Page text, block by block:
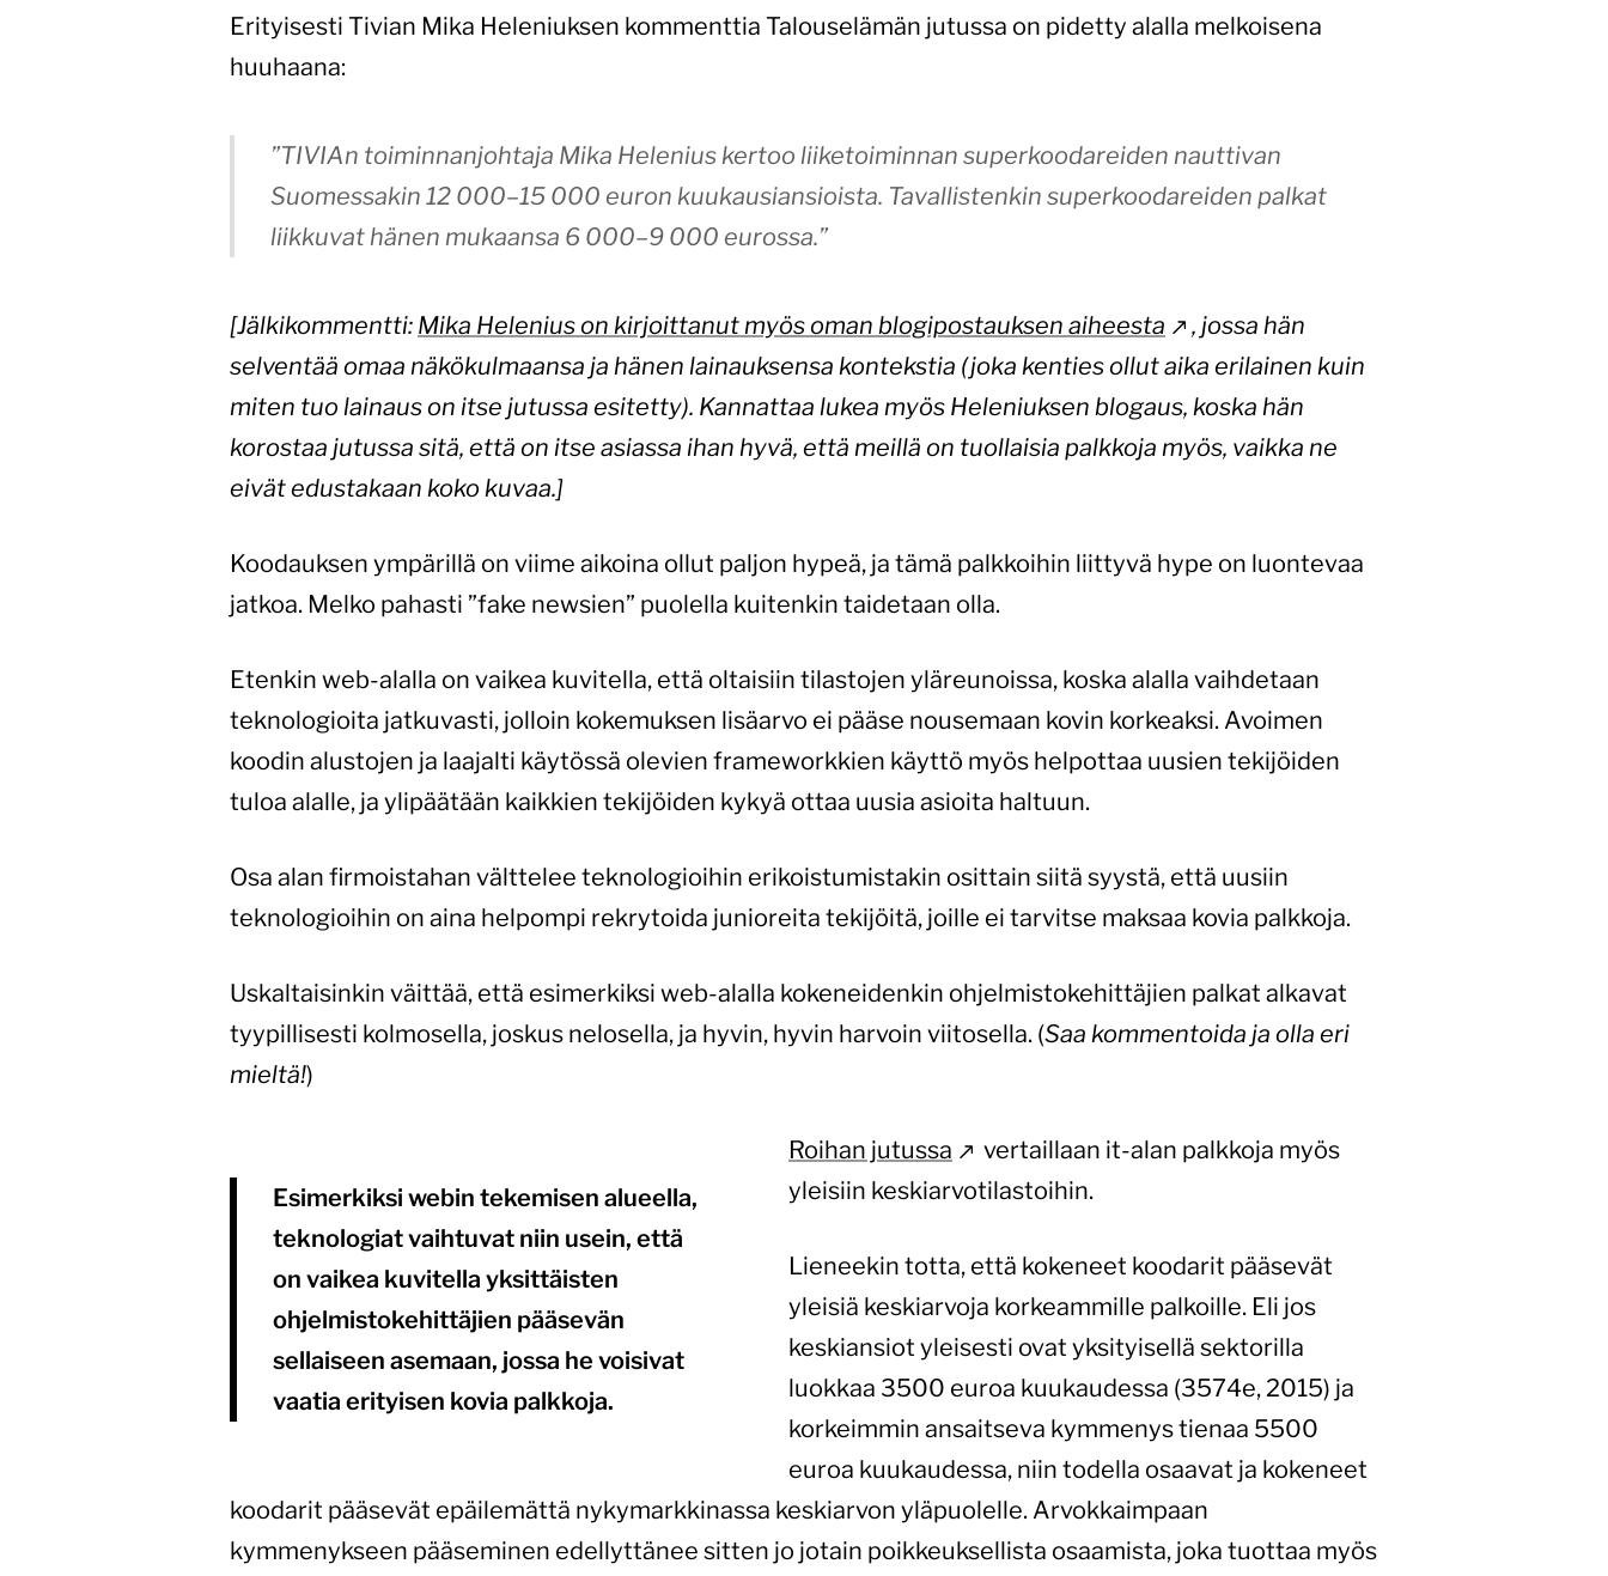
Erityisesti Tivian Mika Heleniuksen kommenttia Talouselämän jutussa on pidetty alalla melkoisena
huuhaana:
”TIVIAn toiminnanjohtaja Mika Helenius kertoo liiketoiminnan superkoodareiden nauttivan
Suomessakin 12 000–15 000 euron kuukausiansioista. Tavallistenkin superkoodareiden palkat
liikkuvat hänen mukaansa 6 000–9 000 eurossa.”
[Jälkikommentti: Mika Helenius on kirjoittanut myös oman blogipostauksen aiheesta
, jossa hän
selventää omaa näkökulmaansa ja hänen lainauksensa kontekstia (joka kenties ollut aika erilainen kuin
miten tuo lainaus on itse jutussa esitetty). Kannattaa lukea myös Heleniuksen blogaus, koska hän
korostaa jutussa sitä, että on itse asiassa ihan hyvä, että meillä on tuollaisia palkkoja myös, vaikka ne
eivät edustakaan koko kuvaa.]
Koodauksen ympärillä on viime aikoina ollut paljon hypeä, ja tämä palkkoihin liittyvä hype on luontevaa
jatkoa. Melko pahasti ”fake newsien” puolella kuitenkin taidetaan olla.
Etenkin web-alalla on vaikea kuvitella, että oltaisiin tilastojen yläreunoissa, koska alalla vaihdetaan
teknologioita jatkuvasti, jolloin kokemuksen lisäarvo ei pääse nousemaan kovin korkeaksi. Avoimen
koodin alustojen ja laajalti käytössä olevien frameworkkien käyttö myös helpottaa uusien tekijöiden
tuloa alalle, ja ylipäätään kaikkien tekijöiden kykyä ottaa uusia asioita haltuun.
Osa alan firmoistahan välttelee teknologioihin erikoistumistakin osittain siitä syystä, että uusiin
teknologioihin on aina helpompi rekrytoida junioreita tekijöitä, joille ei tarvitse maksaa kovia palkkoja.
Uskaltaisinkin väittää, että esimerkiksi web-alalla kokeneidenkin ohjelmistokehittäjien palkat alkavat
tyypillisesti kolmosella, joskus nelosella, ja hyvin, hyvin harvoin viitosella. (Saa kommentoida ja olla eri
mieltä!)
Esimerkiksi webin tekemisen alueella,
teknologiat vaihtuvat niin usein, että
on vaikea kuvitella yksittäisten
ohjelmistokehittäjien pääsevän
sellaiseen asemaan, jossa he voisivat
vaatia erityisen kovia palkkoja.
Roihan jutussa
vertaillaan it-alan palkkoja myös
yleisiin keskiarvotilastoihin.
Lieneekin totta, että kokeneet koodarit pääsevät
yleisiä keskiarvoja korkeammille palkoille. Eli jos
keskiansiot yleisesti ovat yksityisellä sektorilla
luokkaa 3500 euroa kuukaudessa (3574e, 2015) ja
korkeimmin ansaitseva kymmenys tienaa 5500
euroa kuukaudessa, niin todella osaavat ja kokeneet
koodarit pääsevät epäilemättä nykymarkkinassa keskiarvon yläpuolelle. Arvokkaimpaan
kymmenykseen pääseminen edellyttänee sitten jo jotain poikkeuksellista osaamista, joka tuottaa myös